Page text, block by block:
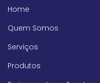
Home
Quem Somos
Serviços
Produtos